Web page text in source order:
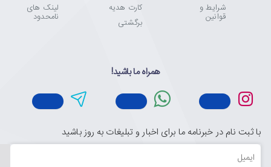
شرایط و
قوانین
کارت هدیه
برگشتی
لینک های
نامحدود
همراه ما باشید!
با ثبت نام در خبرنامه ما برای اخبار و تبلیغات به روز باشید
ایمیل